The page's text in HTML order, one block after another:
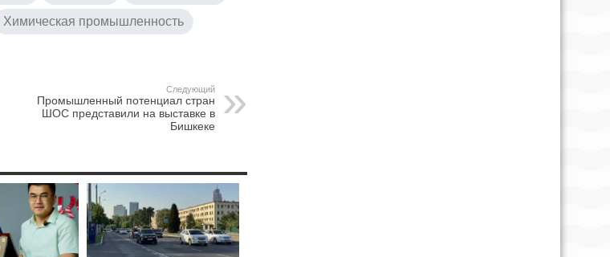
Химическая промышленность
Следующий
Промышленный потенциал стран
ШОС представили на выставке в
Бишкеке